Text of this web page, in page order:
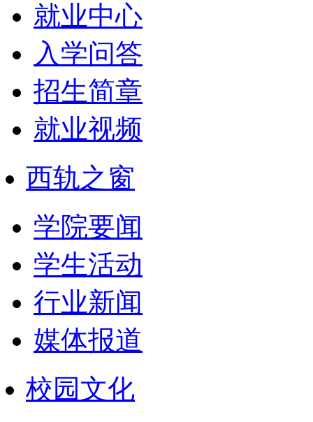
就业中心
入学问答
招生简章
就业视频
西轨之窗
学院要闻
学生活动
行业新闻
媒体报道
校园文化